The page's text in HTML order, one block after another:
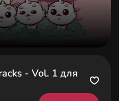
- Vol. 1 для